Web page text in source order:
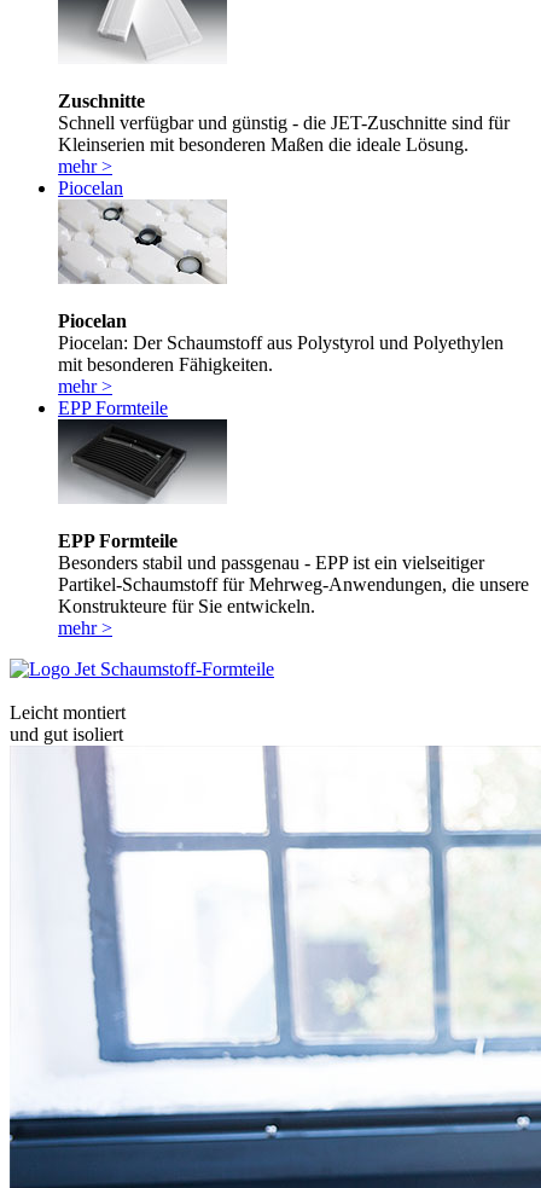
Zuschnitte
Schnell verfügbar und günstig - die JET-Zuschnitte sind für
Kleinserien mit besonderen Maßen die ideale Lösung.
mehr >
Piocelan
Piocelan
Piocelan: Der Schaumstoff aus Polystyrol und Polyethylen
mit besonderen Fähigkeiten.
mehr >
EPP Formteile
EPP Formteile
Besonders stabil und passgenau - EPP ist ein vielseitiger
Partikel-Schaumstoff für Mehrweg-Anwendungen, die unsere
Konstrukteure für Sie entwickeln.
mehr >
Leicht montiert
und gut isoliert